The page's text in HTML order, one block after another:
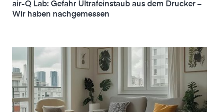
air-Q Lab: Gefahr Ultrafeinstaub aus dem Drucker –
Wir haben nachgemessen